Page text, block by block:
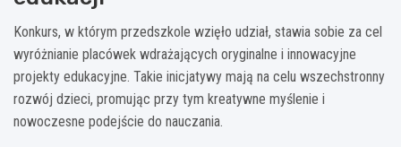
Konkurs, w którym przedszkole wzięło udział, stawia sobie za cel
wyróżnianie placówek wdrażających oryginalne i innowacyjne
projekty edukacyjne. Takie inicjatywy mają na celu wszechstronny
rozwój dzieci, promując przy tym kreatywne myślenie i
nowoczesne podejście do nauczania.